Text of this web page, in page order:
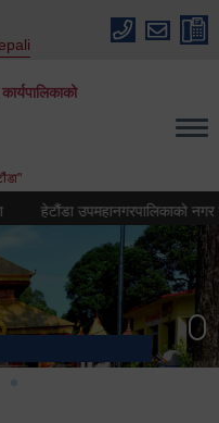
हेटौंडा उपमहानगरपालिकाको नगर गान